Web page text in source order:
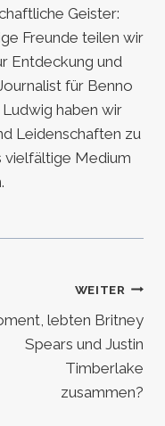
Geister:
Freunde teilen wir
Entdeckung und
für Benno
haben wir
Leidenschaften zu
vielfältige Medium
WEITER
lebten Britney
Spears und Justin
Timberlake
zusammen?